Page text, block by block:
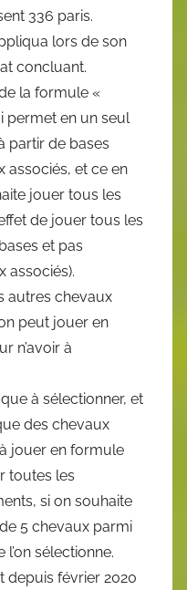
336 paris.
lors de son
concluant.
la formule «
permet en un seul
partir de bases
associés, et ce en
jouer tous les
de jouer tous les
et pas
associés).
autres chevaux
peut jouer en
n’avoir à
à sélectionner, et
des chevaux
jouer en formule
toutes les
si on souhaite
5 chevaux parmi
l’on sélectionne.
depuis février 2020